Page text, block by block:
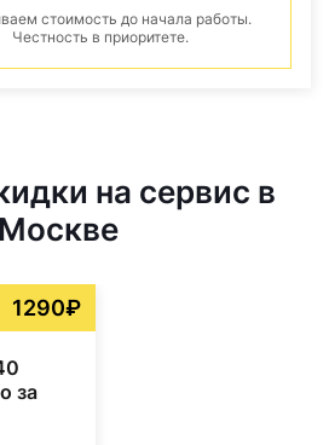
стоимость до начала работы.
Честность в приоритете.
на сервис в
Москве
1290₽
за